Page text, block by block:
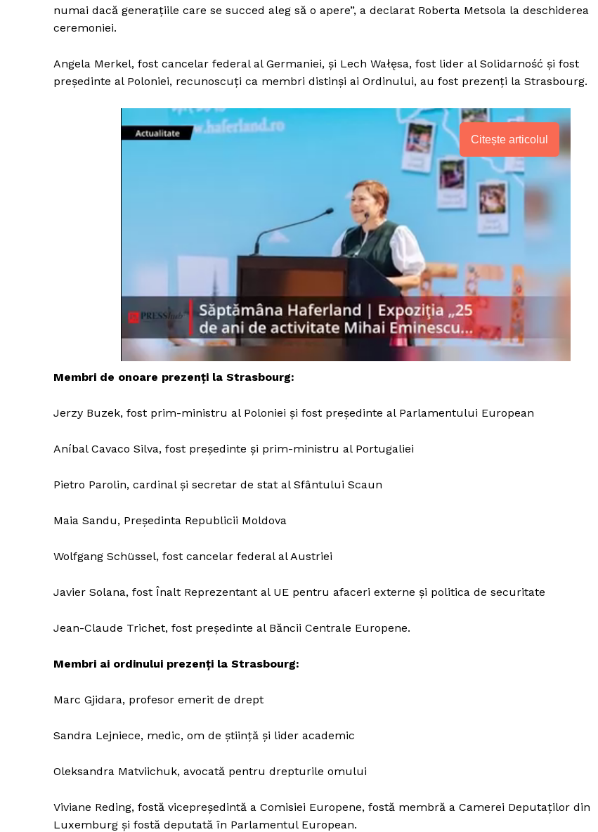
FREEDOM HOUSE
PRESShub
Despre noi / Echipa
Proiecte editoriale
Rețea
Contact
numai dacă generațiile care se succed aleg să o apere”, a declarat Roberta Metsola la deschiderea
ceremoniei.
Angela Merkel, fost cancelar federal al Germaniei, și Lech Wałęsa, fost lider al Solidarność și fost
președinte al Poloniei, recunoscuți ca membri distinși ai Ordinului, au fost prezenți la Strasbourg.
Citește articolul
Membri de onoare prezenți la Strasbourg:
Jerzy Buzek, fost prim-ministru al Poloniei și fost președinte al Parlamentului European
Aníbal Cavaco Silva, fost președinte și prim-ministru al Portugaliei
Pietro Parolin, cardinal și secretar de stat al Sfântului Scaun
Maia Sandu, Președinta Republicii Moldova
Wolfgang Schüssel, fost cancelar federal al Austriei
Javier Solana, fost Înalt Reprezentant al UE pentru afaceri externe și politica de securitate
Jean-Claude Trichet, fost președinte al Băncii Centrale Europene.
Membri ai ordinului prezenți la Strasbourg:
Marc Gjidara, profesor emerit de drept
Sandra Lejniece, medic, om de știință și lider academic
Oleksandra Matviichuk, avocată pentru drepturile omului
Viviane Reding, fostă vicepreședintă a Comisiei Europene, fostă membră a Camerei Deputaților din
Luxemburg și fostă deputată în Parlamentul European.